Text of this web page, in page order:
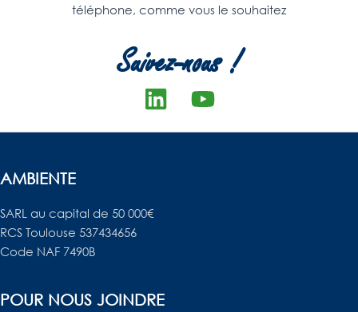
téléphone, comme vous le souhaitez
Suivez-nous !
L
Y
AMBIENTE
SARL au capital de 50 000€
RCS Toulouse 537434656
Code NAF 7490B
POUR NOUS JOINDRE